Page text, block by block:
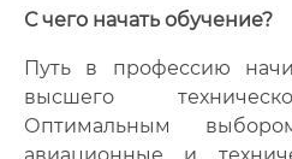
С чего начать обучение?
Путь в профессию
высшего
Оптимальным